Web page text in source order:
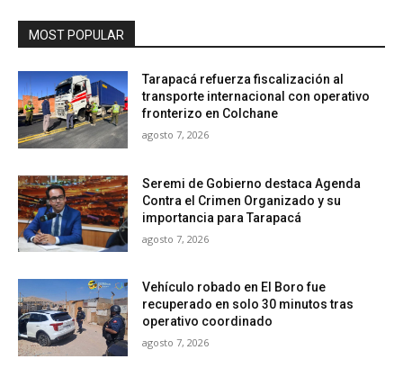
MOST POPULAR
Tarapacá refuerza fiscalización al
transporte internacional con operativo
fronterizo en Colchane
agosto 7, 2026
Seremi de Gobierno destaca Agenda
Contra el Crimen Organizado y su
importancia para Tarapacá
agosto 7, 2026
Vehículo robado en El Boro fue
recuperado en solo 30 minutos tras
operativo coordinado
agosto 7, 2026